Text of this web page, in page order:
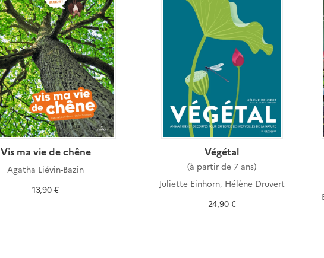
Vis ma vie de chêne
Agatha Liévin-Bazin
13,90 €
Végétal
(à partir de 7 ans)
Juliette Einhorn, Hélène Druvert
24,90 €